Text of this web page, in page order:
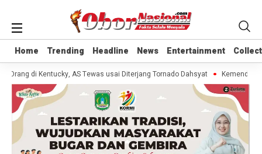
Home Trending Headline News Entertainment
Home Trending Headline News Entertainment
Orang di Kentucky, AS Tewas usai Diterjang Tornado Dahsyat Kemendag